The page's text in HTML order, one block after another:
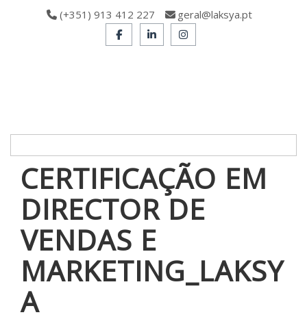
(+351) 913 412 227 geral@laksya.pt
CERTIFICAÇÃO EM
DIRECTOR DE
VENDAS E
MARKETING_LAKSY
A